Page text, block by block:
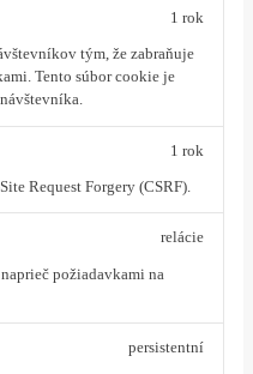
tým, že zabraňuje
Tento súbor cookie je
1 rok
Request Forgery (CSRF).
1 rok
požiadavkami na
relácie
persistentní